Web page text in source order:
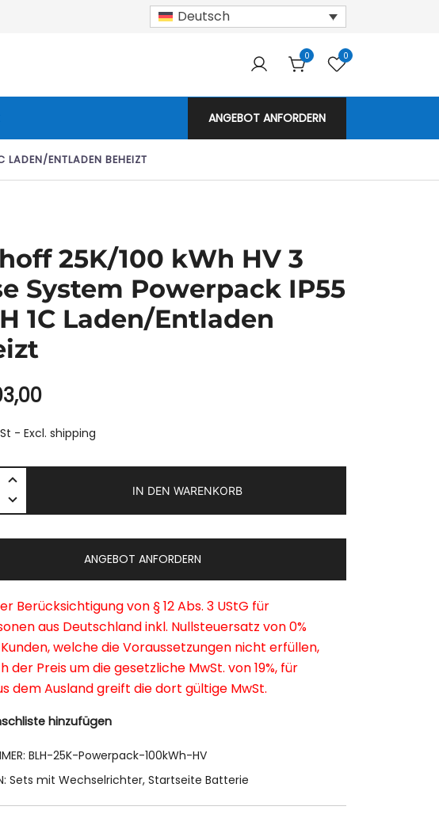
Deutsch
und Solarmodule!
0 0
ANGEBOT ANFORDERN
ENTLADEN BEHEIZT
25K/100 kWh HV 3
System Powerpack IP55
1C Laden/Entladen
- Excl. shipping
100
IN DEN WARENKORB
ANGEBOT ANFORDERN
Berücksichtigung von § 12 Abs. 3 UStG für
aus Deutschland inkl. Nullsteuersatz von 0%
welche die Voraussetzungen nicht erfüllen,
der Preis um die gesetzliche MwSt. von 19%, für
dem Ausland greift die dort gültige MwSt.
hinzufügen
BLH-25K-Powerpack-100kWh-HV
Sets mit Wechselrichter, Startseite Batterie